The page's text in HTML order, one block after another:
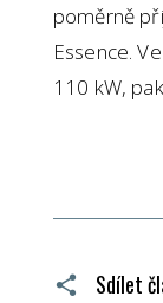
poměrně
Essence.
110 kW,
Sdílet